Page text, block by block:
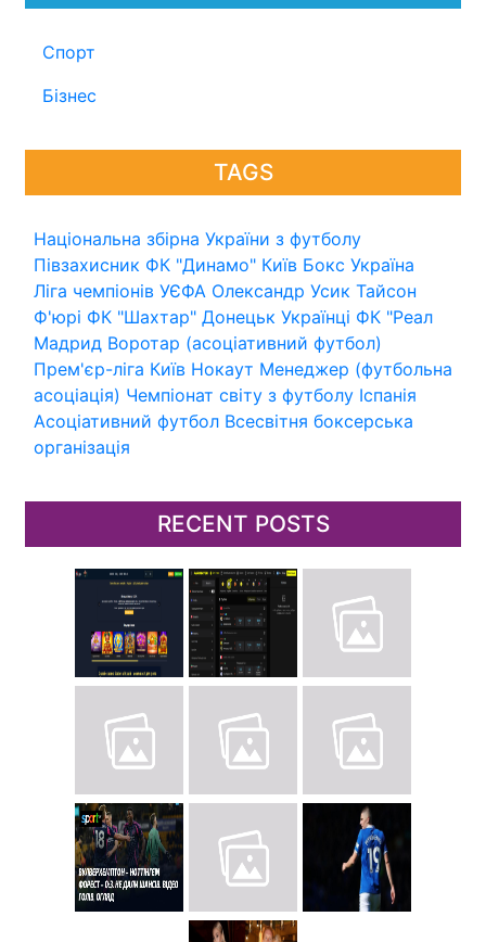
Спорт
Бізнес
TAGS
Національна збірна України з футболу
Півзахисник ФК "Динамо" Київ Бокс Україна
Ліга чемпіонів УЄФА Олександр Усик Тайсон
Ф'юрі ФК "Шахтар" Донецьк Українці ФК "Реал
Мадрид Воротар (асоціативний футбол)
Прем'єр-ліга Київ Нокаут Менеджер (футбольна
асоціація) Чемпіонат світу з футболу Іспанія
Асоціативний футбол Всесвітня боксерська
організація
RECENT POSTS